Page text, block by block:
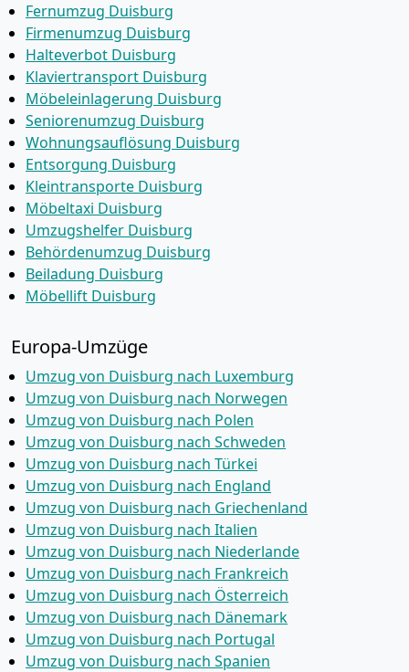
Fernumzug Duisburg
Firmenumzug Duisburg
Halteverbot Duisburg
Klaviertransport Duisburg
Möbeleinlagerung Duisburg
Seniorenumzug Duisburg
Wohnungsauflösung Duisburg
Entsorgung Duisburg
Kleintransporte Duisburg
Möbeltaxi Duisburg
Umzugshelfer Duisburg
Behördenumzug Duisburg
Beiladung Duisburg
Möbellift Duisburg
Europa-Umzüge
Umzug von Duisburg nach Luxemburg
Umzug von Duisburg nach Norwegen
Umzug von Duisburg nach Polen
Umzug von Duisburg nach Schweden
Umzug von Duisburg nach Türkei
Umzug von Duisburg nach England
Umzug von Duisburg nach Griechenland
Umzug von Duisburg nach Italien
Umzug von Duisburg nach Niederlande
Umzug von Duisburg nach Frankreich
Umzug von Duisburg nach Österreich
Umzug von Duisburg nach Dänemark
Umzug von Duisburg nach Portugal
Umzug von Duisburg nach Spanien